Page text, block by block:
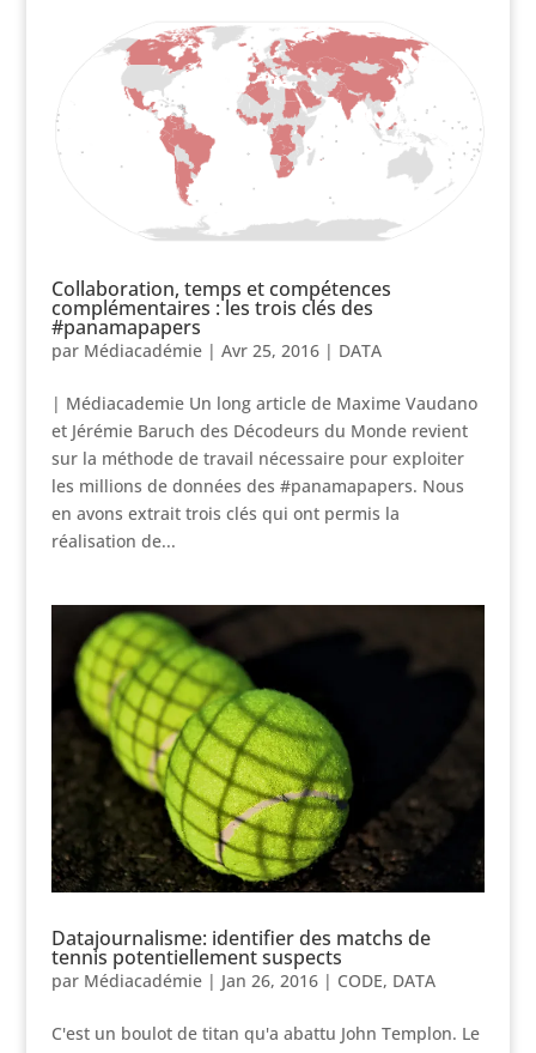
Collaboration, temps et compétences
complémentaires : les trois clés des
#panamapapers
par Médiacadémie| Avr 25, 2016| DATA
| Médiacademie Un long article de Maxime Vaudano
et Jérémie Baruch des Décodeurs du Monde revient
sur la méthode de travail nécessaire pour exploiter
les millions de données des #panamapapers. Nous
en avons extrait trois clés qui ont permis la
réalisation de...
Datajournalisme: identifier des matchs de
tennis potentiellement suspects
par Médiacadémie| Jan 26, 2016| CODE, DATA
C'est un boulot de titan qu'a abattu John Templon. Le